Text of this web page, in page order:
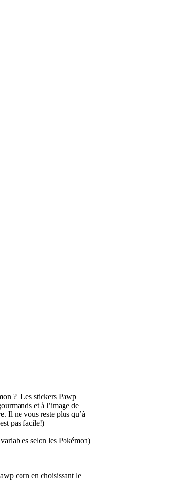
? Les stickers Pawp
et à l’image de
Il ne vous reste plus qu’à
pas facile!)
selon les Pokémon)
corn en choisissant le